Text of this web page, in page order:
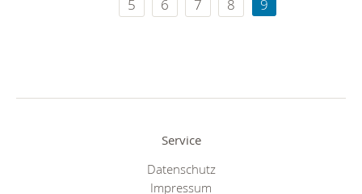
5
6 7 8 9
Service
Datenschutz
Impressum